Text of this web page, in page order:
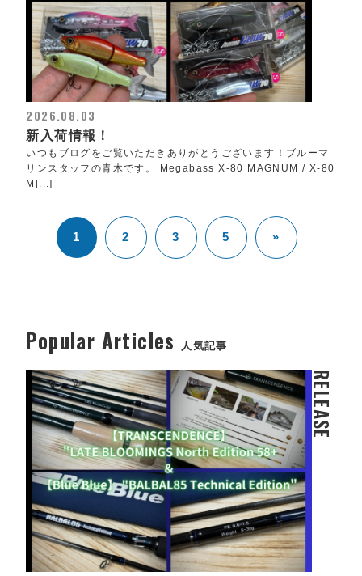
2026.08.03
新入荷情報！
いつもブログをご覧いただきありがとうございます！ブルーマ
リンスタッフの青木です。 Megabass X-80 MAGNUM / X-80
M[...]
1 2 3 5 »
Popular Articles 人気記事
RELEASE